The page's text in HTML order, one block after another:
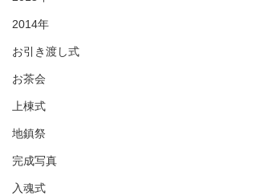
2014年
お引き渡し式
お茶会
上棟式
地鎮祭
完成写真
入魂式